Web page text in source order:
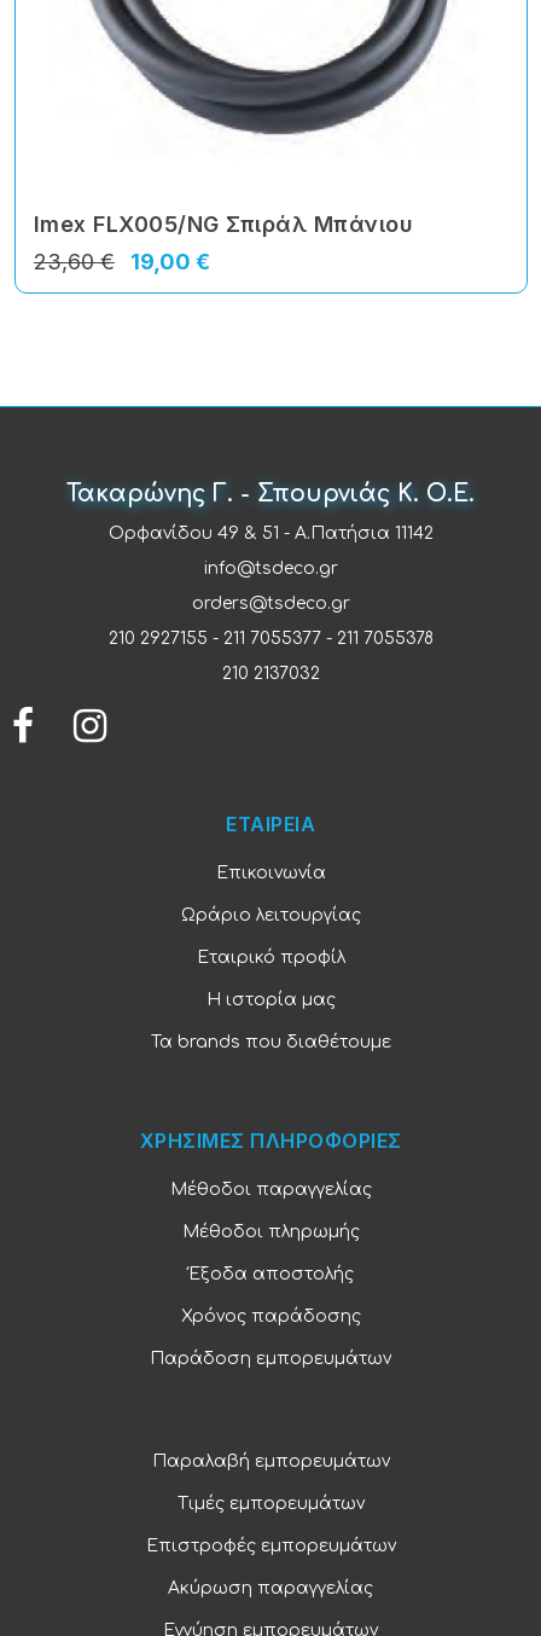
Imex FLX005/NG Σπιράλ Μπάνιου
19,00 €
23,60 €
Τακαρώνης Γ. - Σπουρνιάς Κ. Ο.Ε.
Ορφανίδου 49 & 51 - Α.Πατήσια 11142
info@tsdeco.gr
orders@tsdeco.gr
210 2927155 - 211 7055377 - 211 7055378
210 2137032
ΕΤΑΙΡΕΙΑ
Επικοινωνία
Ωράριο λειτουργίας
Εταιρικό προφίλ
Η ιστορία μας
Τα brands που διαθέτουμε
ΧΡΗΣΙΜΕΣ ΠΛΗΡΟΦΟΡΙΕΣ
Μέθοδοι παραγγελίας
Μέθοδοι πληρωμής
Έξοδα αποστολής
Χρόνος παράδοσης
Παράδοση εμπορευμάτων
Παραλαβή εμπορευμάτων
Τιμές εμπορευμάτων
Επιστροφές εμπορευμάτων
Ακύρωση παραγγελίας
Εγγύηση εμπορευμάτων